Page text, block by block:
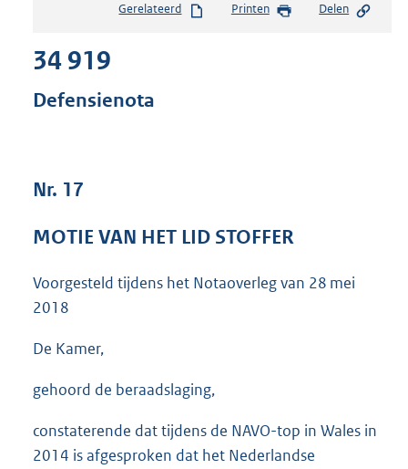
s
e
3
Gerelateerd Printen Delen
34 919
Defensienota
Nr. 17
MOTIE VAN HET LID STOFFER
Voorgesteld tijdens het Notaoverleg van 28 mei
2018
De Kamer,
gehoord de beraadslaging,
constaterende dat tijdens de NAVO-top in Wales in
2014 is afgesproken dat het Nederlandse